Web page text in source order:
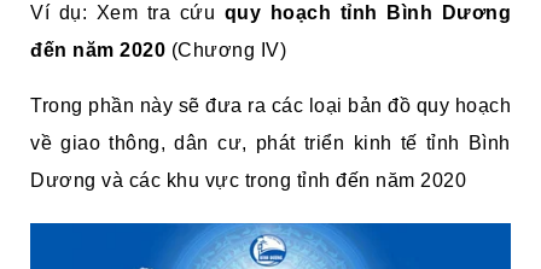
Ví dụ: Xem tra cứu quy hoạch tỉnh Bình Dương
đến năm 2020 (Chương IV)
Trong phần này sẽ đưa ra các loại bản đồ quy hoạch
về giao thông, dân cư, phát triển kinh tế tỉnh Bình
Dương và các khu vực trong tỉnh đến năm 2020